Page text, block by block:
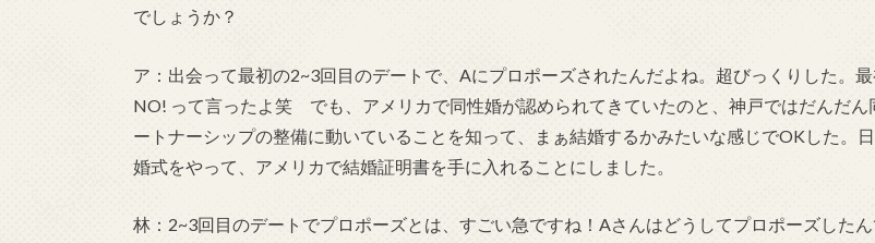
でしょうか？
ア：出会って最初の2~3回目のデートで、Aにプロポーズされたんだよね。超びっくりした。
NO! って言ったよ笑 でも、アメリカで同性婚が認められてきていたのと、神戸ではだんだん
ートナーシップの整備に動いていることを知って、まぁ結婚するかみたいな感じでOKした。
婚式をやって、アメリカで結婚証明書を手に入れることにしました。
林：2~3回目のデートでプロポーズとは、すごい急ですね！Aさんはどうしてプロポーズした